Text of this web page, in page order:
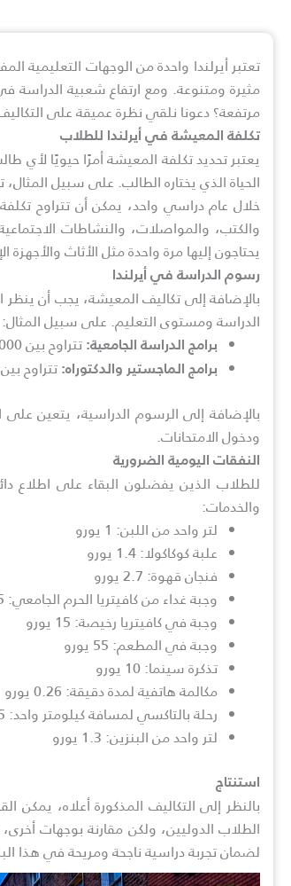
تعتبر أيرلندا واحدة من الوجهات
مثيرة ومتنوعة. ومع ارتفاع شعبية الدراسة
مرتفعة؟ دعونا نلقي نظرة عميقة على
تكلفة المعيشة في أيرلندا للطلاب
يعتبر تحديد تكلفة المعيشة أمرًا حيويًا
الحياة الذي يختاره الطالب. على سبيل
والكتب، والمواصلات، والنشاطات
يحتاجون إليها مرة واحدة مثل الأثاث والأجهزة
رسوم الدراسة في أيرلندا
بالإضافة إلى تكاليف المعيشة، يجب أن
الدراسة ومستوى التعليم. على سبيل المثال:
برامج الدراسة الجامعية: تتراوح بين 9000 و 45000 يورو في العام.
برامج الماجستير والدكتوراه: تتراوح بين 9150 و 37000 يورو في العام.
ودخول الامتحانات.
النفقات اليومية الضرورية
للطلاب الذين يفضلون البقاء على اطلاع
والخدمات:
لتر واحد من اللبن: 1 يورو
علبة كوكاكولا: 1.4 يورو
فنجان قهوة: 2.7 يورو
وجبة غداء من كافيتريا الحرم الجامعي: 7.5 يورو
وجبة في كافيتريا رخيصة: 15 يورو
وجبة في المطعم: 55 يورو
تذكرة سينما: 10 يورو
مكالمة هاتفية لمدة دقيقة: 0.26 يورو
رحلة بالتاكسي لمسافة كيلومتر واحد: 1.25 يورو
لتر واحد من البنزين: 1.3 يورو
استنتاج
بالنظر إلى التكاليف المذكورة أعلاه،
الطلاب الدوليين، ولكن مقارنة بوجهات
لضمان تجربة دراسية ناجحة ومريحة في هذا